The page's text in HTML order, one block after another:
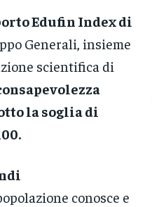
Edufin Index di
Generali, insieme
scientifica di
la soglia di
conosce e